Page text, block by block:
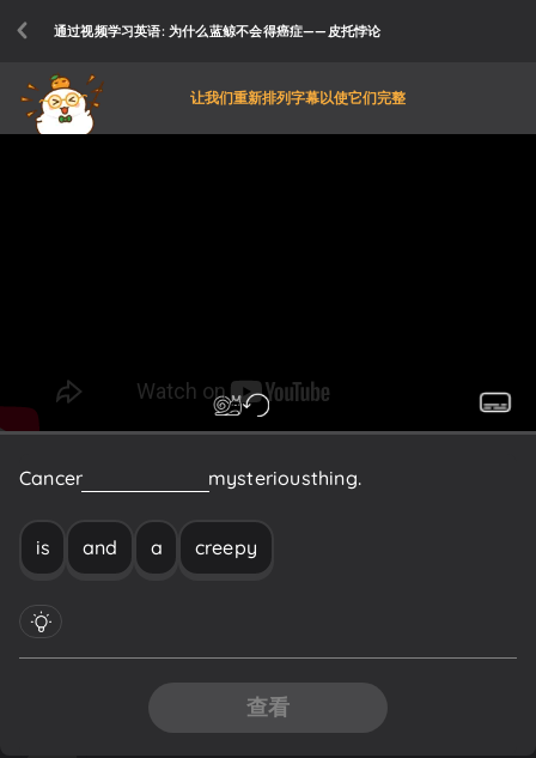
通过视频学习英语: 为什么蓝鲸不会得癌症——皮托悖论
让我们重新排列字幕以使它们完整
Cancer mysteriousthing.
is and a creepy
查看